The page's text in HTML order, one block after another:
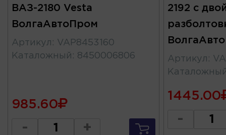
ВАЗ-2180 Vesta
ВолгаАвтоПром
Артикул : VAP8453160
Каталожный : 8450006806
985.60
- +
2192 с
Артикул :
1445.00
-